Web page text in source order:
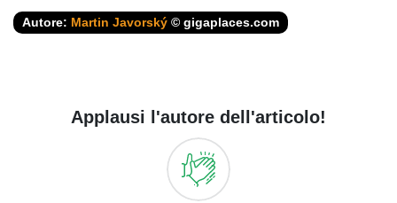
Autore: Martin Javorský © gigaplaces.com
Applausi l'autore dell'articolo!